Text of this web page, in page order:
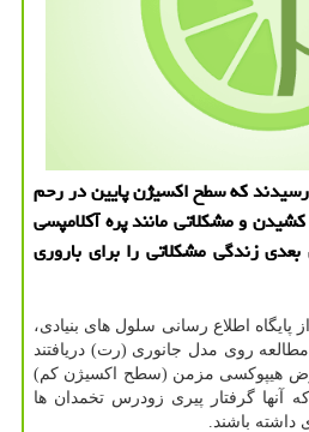
رسیدند كه سطح اكسیژن پایین در رحم
و مشكلاتی مانند پره آكلامپسی
زندگی مشكلاتی را برای باروری
پایگاه اطلاع رسانی سلول های بنیادی،
روی مدل جانوری (رت) دریافتند
هیپوكسی مزمن (سطح اكسیژن كم)
گرفتار پیری زودرس تخمدان ها
باشند.